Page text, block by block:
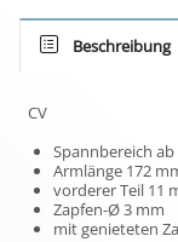
Beschreibung
CV
Spannbereich
Armlänge 172
vorderer Teil 11
Zapfen-Ø 3 mm
mit genieteten